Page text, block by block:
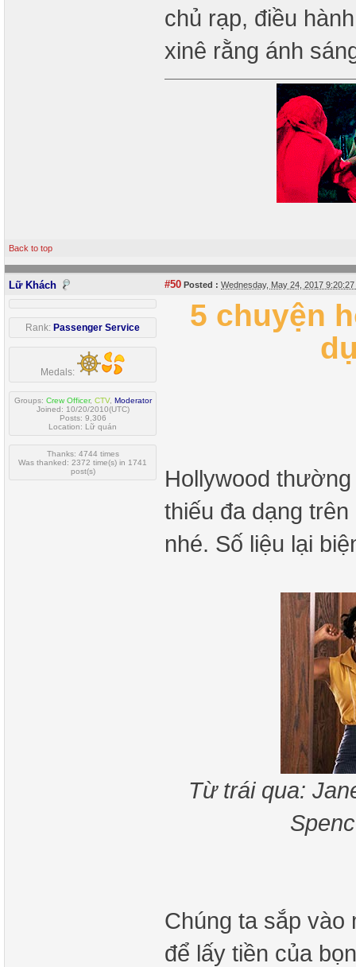
chủ rạp, điều
xinê rằng ánh
Back to top
Lữ Khách #50 Posted : Wednesday, May 24, 2017
Rank: Passenger Service
Medals:
Groups: Crew Officer, CTV, Moderator
Joined: 10/20/2010(UTC)
Posts: 9,306
Location: Lữ quán
Thanks: 4744 times
Was thanked: 2372 time(s) in 1741
post(s)
5 chuyện
Hollywood
thiếu đa dạng
nhé. Số liệu lại
Từ trái qua:
Chúng ta sắp vào
để lấy tiền của